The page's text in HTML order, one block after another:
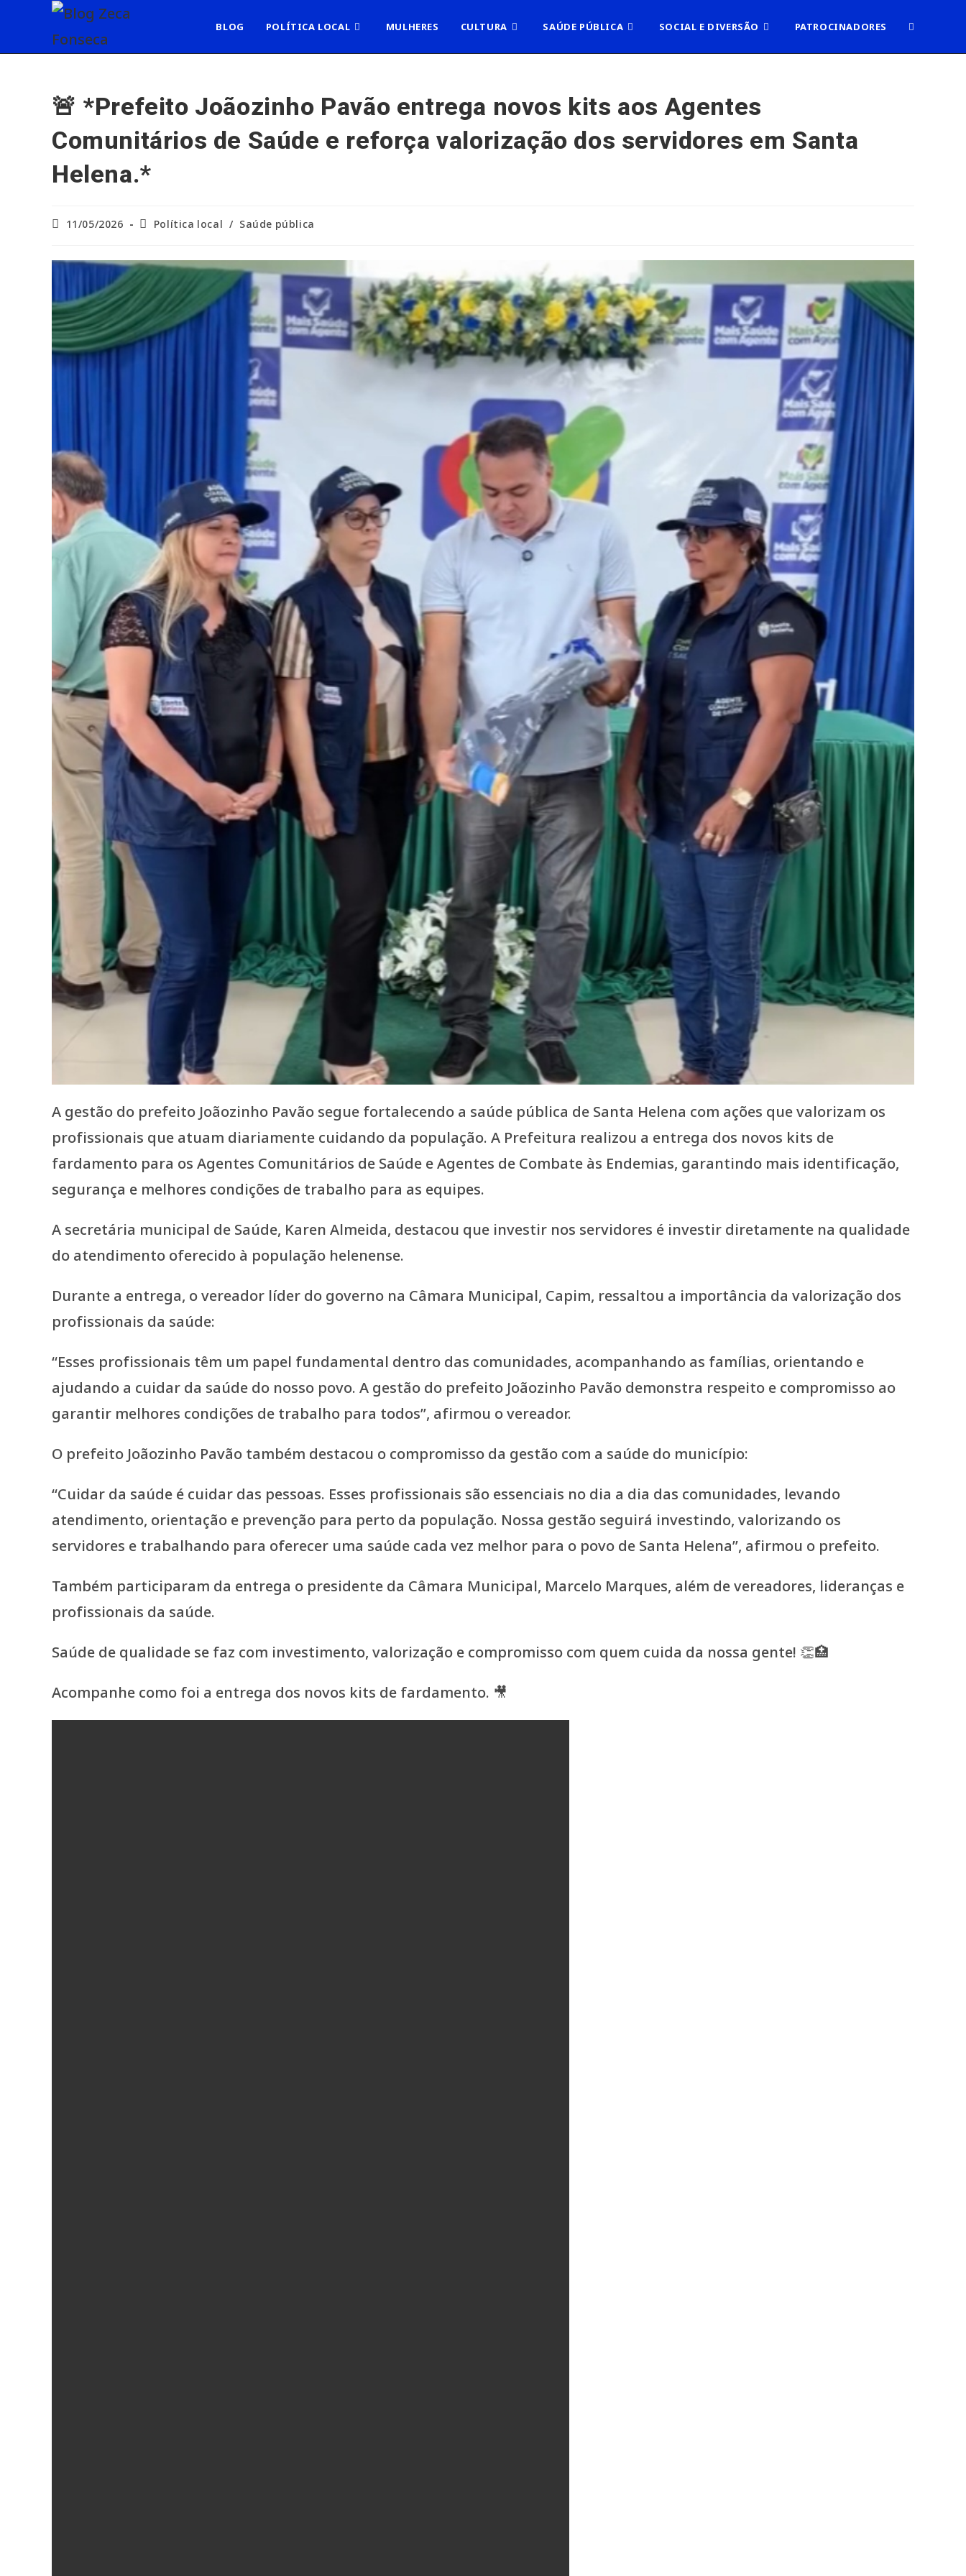
BLOG POLÍTICA LOCAL MULHERES CULTURA SAÚDE PÚBLICA SOCIAL E DIVERSÃO PATROCINADORES ALTERNAR
🚨 *Prefeito Joãozinho Pavão entrega novos kits aos Agentes
Comunitários de Saúde e reforça valorização dos servidores em Santa
Helena.*
Post11/05/2026
Categoria
Política local / Saúde pública
A gestão do prefeito Joãozinho Pavão segue fortalecendo a saúde pública de Santa Helena com ações que valorizam os
profissionais que atuam diariamente cuidando da população. A Prefeitura realizou a entrega dos novos kits de
fardamento para os Agentes Comunitários de Saúde e Agentes de Combate às Endemias, garantindo mais identificação,
segurança e melhores condições de trabalho para as equipes.
A secretária municipal de Saúde, Karen Almeida, destacou que investir nos servidores é investir diretamente na qualidade
do atendimento oferecido à população helenense.
Durante a entrega, o vereador líder do governo na Câmara Municipal, Capim, ressaltou a importância da valorização dos
profissionais da saúde:
“Esses profissionais têm um papel fundamental dentro das comunidades, acompanhando as famílias, orientando e
ajudando a cuidar da saúde do nosso povo. A gestão do prefeito Joãozinho Pavão demonstra respeito e compromisso ao
garantir melhores condições de trabalho para todos”, afirmou o vereador.
O prefeito Joãozinho Pavão também destacou o compromisso da gestão com a saúde do município:
“Cuidar da saúde é cuidar das pessoas. Esses profissionais são essenciais no dia a dia das comunidades, levando
atendimento, orientação e prevenção para perto da população. Nossa gestão seguirá investindo, valorizando os
servidores e trabalhando para oferecer uma saúde cada vez melhor para o povo de Santa Helena”, afirmou o prefeito.
Também participaram da entrega o presidente da Câmara Municipal, Marcelo Marques, além de vereadores, lideranças e
profissionais da saúde.
Saúde de qualidade se faz com investimento, valorização e compromisso com quem cuida da nossa gente! 👏🏥
Acompanhe como foi a entrega dos novos kits de fardamento. 🎥